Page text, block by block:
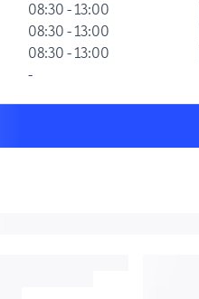
08:30 - 13:00
08:30 - 13:00
08:30 - 13:00
-